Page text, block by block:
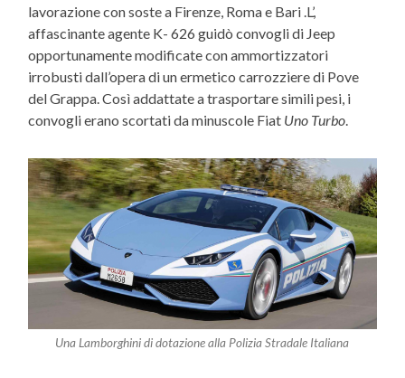
lavorazione con soste a Firenze, Roma e Bari .L’,
affascinante agente K- 626 guidò convogli di Jeep
opportunamente modificate con ammortizzatori
irrobusti dall’opera di un ermetico carrozziere di Pove
del Grappa. Così addattate a trasportare simili pesi, i
convogli erano scortati da minuscole Fiat Uno Turbo.
Una Lamborghini di dotazione alla Polizia Stradale Italiana